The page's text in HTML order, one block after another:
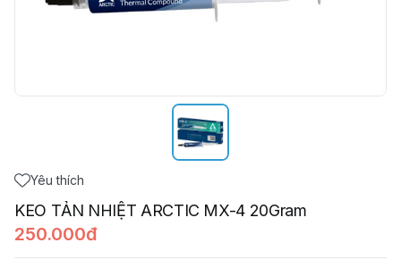
Yêu thích
KEO TẢN NHIỆT ARCTIC MX-4 20Gram
250.000đ